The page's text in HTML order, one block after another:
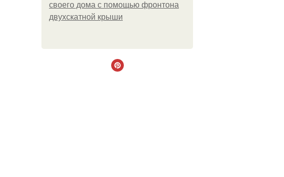
своего дома с помощью фронтона
двухскатной крыши